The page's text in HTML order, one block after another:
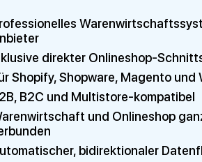
direkter Onlineshop-
Shopify, Shopware, Magento
B2C und Multistore-kompatibel
und Onlineshop
bidirektionaler